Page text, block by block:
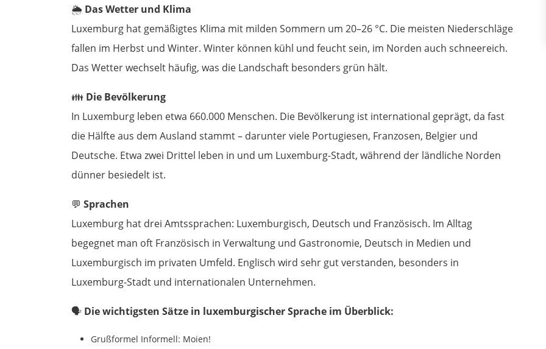
🌦️ Das Wetter und Klima
Luxemburg hat gemäßigtes Klima mit milden Sommern um 20–26 °C. Die meisten Niederschläge
fallen im Herbst und Winter. Winter können kühl und feucht sein, im Norden auch schneereich.
Das Wetter wechselt häufig, was die Landschaft besonders grün hält.
👪 Die Bevölkerung
In Luxemburg leben etwa 660.000 Menschen. Die Bevölkerung ist international geprägt, da fast
die Hälfte aus dem Ausland stammt – darunter viele Portugiesen, Franzosen, Belgier und
Deutsche. Etwa zwei Drittel leben in und um Luxemburg-Stadt, während der ländliche Norden
dünner besiedelt ist.
💬 Sprachen
Luxemburg hat drei Amtssprachen: Luxemburgisch, Deutsch und Französisch. Im Alltag
begegnet man oft Französisch in Verwaltung und Gastronomie, Deutsch in Medien und
Luxemburgisch im privaten Umfeld. Englisch wird sehr gut verstanden, besonders in
Luxemburg-Stadt und internationalen Unternehmen.
🗣️ Die wichtigsten Sätze in luxemburgischer Sprache im Überblick:
Grußformel Informell: Moien!